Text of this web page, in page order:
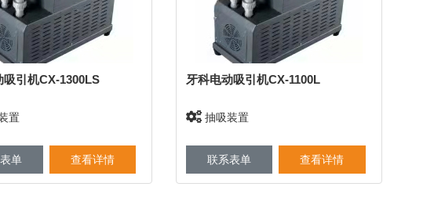
吸引机CX-1300LS
置
单 查看详情
牙科电动吸引机CX-1100L
抽吸装置
联系表单 查看详情